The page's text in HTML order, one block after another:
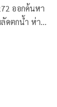
ออกค้นหา
ดตกน้ำ ห่าง